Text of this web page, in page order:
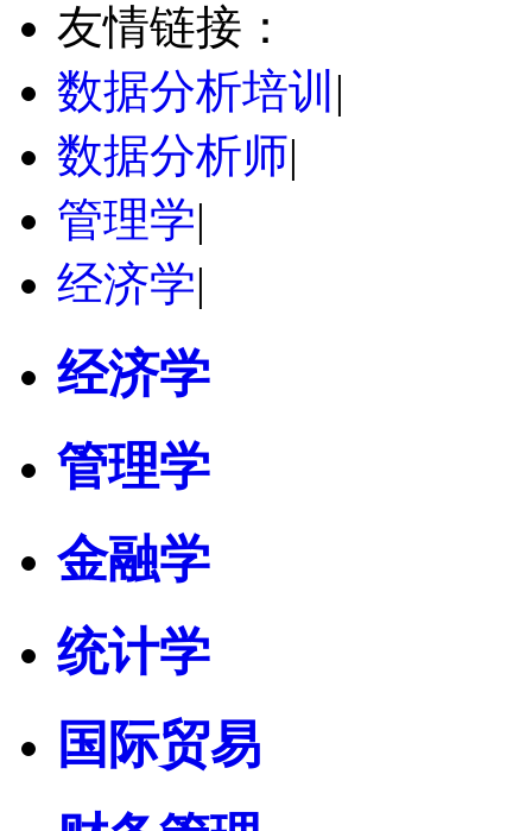
友情链接：
数据分析培训 |
数据分析师|
管理学|
经济学|
经济学
管理学
金融学
统计学
国际贸易